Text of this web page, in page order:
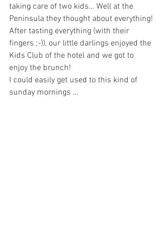
taking care of two kids… Well at the
Peninsula they thought about everything!
After tasting everything (with their
fingers ;-)), our little darlings enjoyed the
Kids Club of the hotel and we got to
enjoy the brunch!
I could easily get used to this kind of
sunday mornings …